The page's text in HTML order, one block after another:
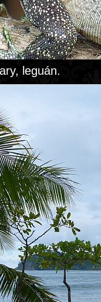
leguán.